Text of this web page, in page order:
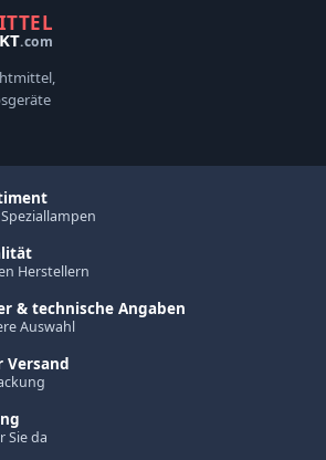
.com
Herstellern
& technische Angaben
Auswahl
Versand
Sie da